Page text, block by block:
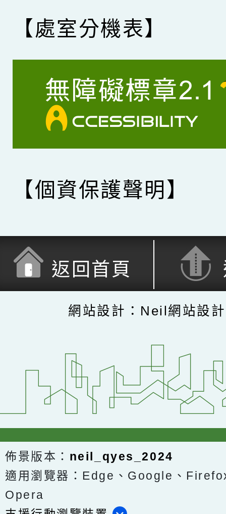
【處室分機表】
【個資保護聲明】
返回首頁
網站設計：Neil網站設
佈景版本： neil_qyes_2024
適用瀏覽器：Edge、Google、
Opera